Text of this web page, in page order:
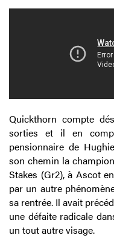
Quickthorn compte
sorties et il en
pensionnaire de
son chemin la
Stakes (Gr2), à Ascot
par un autre
sa rentrée. Il avait
une défaite radicale
un tout autre visage.